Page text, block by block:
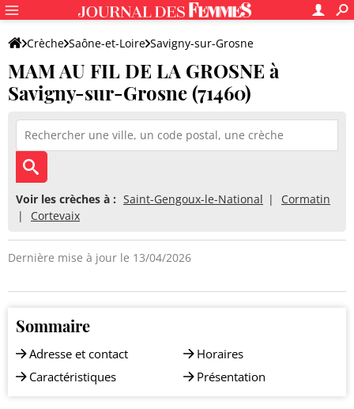
Crèche Saône-et-Loire Savigny-sur-Grosne
MAM AU FIL DE LA GROSNE
MAM AU FIL DE LA GROSNE à
Savigny-sur-Grosne (71460)
Voir les crèches à : Saint-Gengoux-le-National
Cormatin
Cortevaix
Dernière mise à jour le 13/04/2026
Sommaire
Adresse et contact
Caractéristiques
Horaires
Présentation